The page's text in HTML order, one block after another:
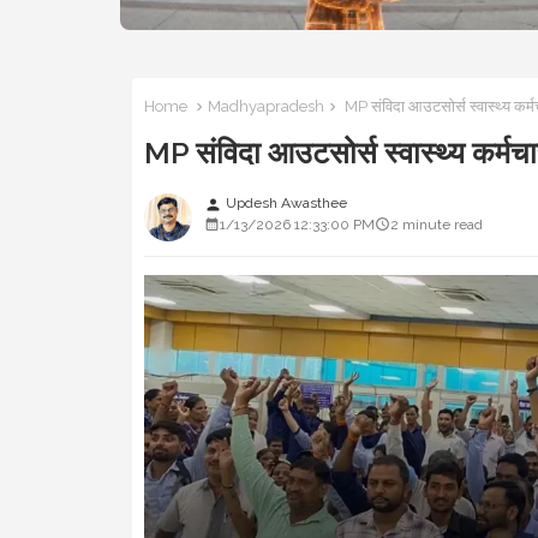
Home Madhyapradesh MP संविदा आउटसोर्स स्वास्थ्य
MP संविदा आउटसोर्स स्वास्थ्य
person Updesh Awasthee
1/13/2026 12:33:00 PM
2 minute read